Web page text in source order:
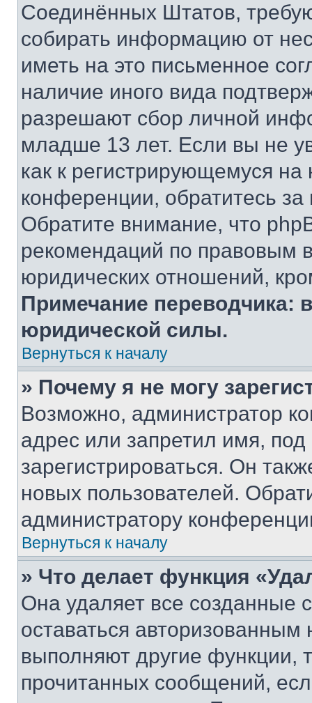
Соединённых Штатов,
собирать информацию от
иметь на это письменное
наличие иного вида
разрешают сбор личной
младше 13 лет. Если вы не
как к регистрирующемуся
конференции, обратитесь
Обратите внимание, что
рекомендаций по правовым
юридических отношений,
Примечание переводчика:
юридической силы.
Вернуться к началу
» Почему я не могу
Возможно, администратор
адрес или запретил имя,
зарегистрироваться. Он
новых пользователей.
администратору
Вернуться к началу
» Что делает функция
Она удаляет все созданные
оставаться
выполняют другие функции,
прочитанных сообщений,